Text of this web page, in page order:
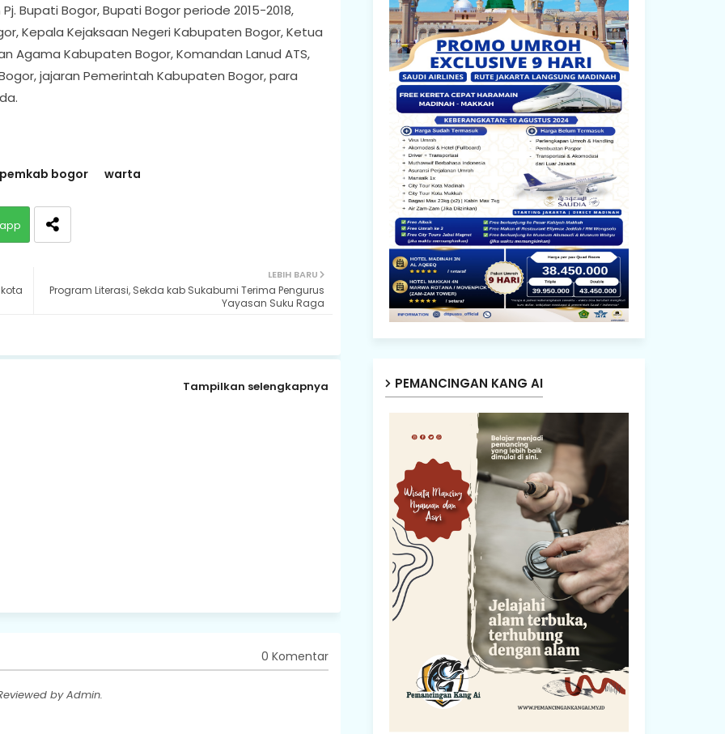
Bupati Bogor, Bupati Bogor periode 2015-2018,
Kepala Kejaksaan Negeri Kabupaten Bogor, Ketua
Agama Kabupaten Bogor, Komandan Lanud ATS,
jajaran Pemerintah Kabupaten Bogor, para
bogor warta
LEBIH BARU
Program Literasi, Sekda kab Sukabumi Terima Pengurus
Yayasan Suku Raga
Tampilkan selengkapnya
0 Komentar
by Admin.
PEMANCINGAN KANG AI